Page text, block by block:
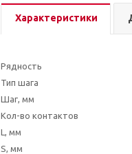
Характеристики
Рядность
Тип шага
Шаг, мм
Кол-во контактов
L, мм
S, мм